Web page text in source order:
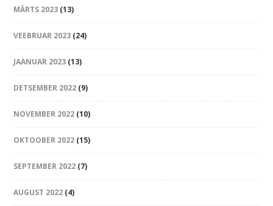
MÄRTS 2023 (13)
VEEBRUAR 2023 (24)
JAANUAR 2023 (13)
DETSEMBER 2022 (9)
NOVEMBER 2022 (10)
OKTOOBER 2022 (15)
SEPTEMBER 2022 (7)
AUGUST 2022 (4)